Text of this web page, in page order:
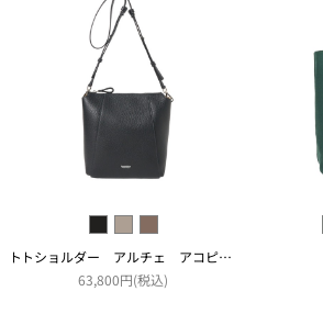
トトショルダー アルチェ アコピアート
63,800円(税込)